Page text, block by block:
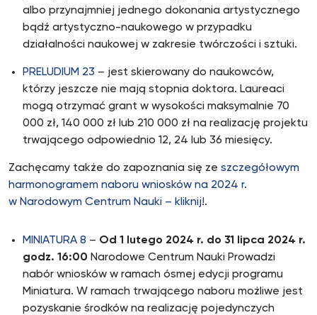
albo przynajmniej jednego dokonania artystycznego
bądź artystyczno-naukowego w przypadku
działalności naukowej w zakresie twórczości i sztuki.
PRELUDIUM 23 – jest skierowany do naukowców,
którzy jeszcze nie mają stopnia doktora. Laureaci
mogą otrzymać grant w wysokości maksymalnie 70
000 zł, 140 000 zł lub 210 000 zł na realizację projektu
trwającego odpowiednio 12, 24 lub 36 miesięcy.
Zachęcamy także do zapoznania się ze szczegółowym
harmonogramem naboru wniosków na 2024 r.
w Narodowym Centrum Nauki – kliknij!.
MINIATURA 8 – Od 1 lutego 2024 r. do 31 lipca 2024 r.
godz. 16:00 Narodowe Centrum Nauki Prowadzi
nabór wniosków w ramach ósmej edycji programu
Miniatura. W ramach trwającego naboru możliwe jest
pozyskanie środków na realizację pojedynczych